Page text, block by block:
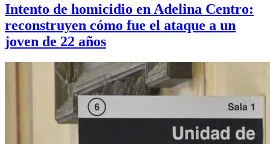
Intento de homicidio en Adelina Centro:
reconstruyen cómo fue el ataque a un
joven de 22 años